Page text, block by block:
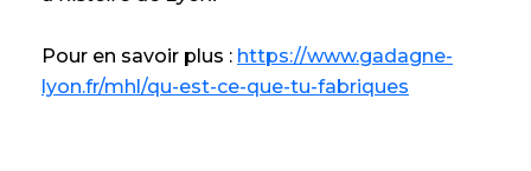
Pour en savoir plus : https://www.gadagne-
lyon.fr/mhl/qu-est-ce-que-tu-fabriques